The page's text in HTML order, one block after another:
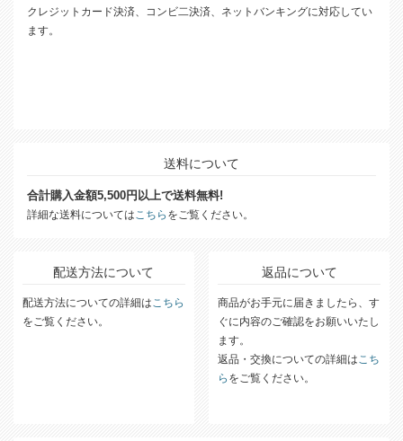
クレジットカード決済、コンビ二決済、ネットバンキングに対応してい
ます。
送料について
合計購入金額5,500円以上で送料無料!
詳細な送料についてはこちら をご覧ください。
配送方法について
配送方法についての詳細はこちら
をご覧ください。
返品について
商品がお手元に届きましたら、す
ぐに内容のご確認をお願いいたし
ます。
返品・交換についての詳細はこち
ら をご覧ください。